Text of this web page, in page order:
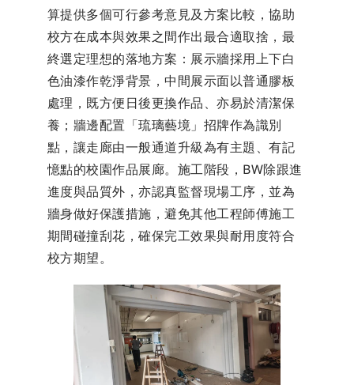
算提供多個可行參考意見及方案比較，協助
校方在成本與效果之間作出最合適取捨，最
終選定理想的落地方案：展示牆採用上下白
色油漆作乾淨背景，中間展示面以普通膠板
處理，既方便日後更換作品、亦易於清潔保
養；牆邊配置「琉璃藝境」招牌作為識別
點，讓走廊由一般通道升級為有主題、有記
憶點的校園作品展廊。施工階段，BW除跟進
進度與品質外，亦認真監督現場工序，並為
牆身做好保護措施，避免其他工程師傅施工
期間碰撞刮花，確保完工效果與耐用度符合
校方期望。